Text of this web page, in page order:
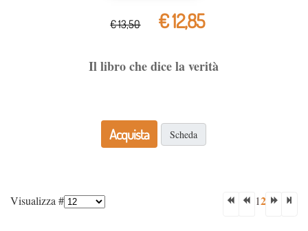
€ 13,50 € 12,85
Il libro che dice la verità
Acquista Scheda
Visualizza # 12